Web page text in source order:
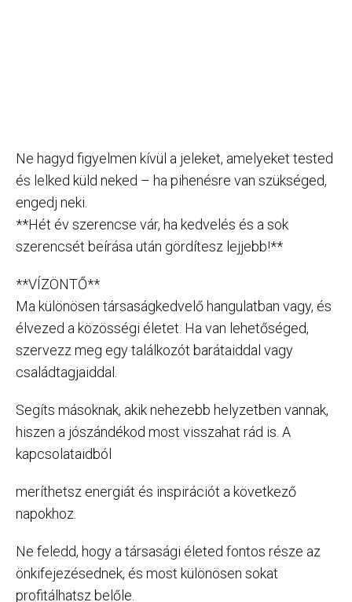
Ne hagyd figyelmen kívül a jeleket, amelyeket tested
és lelked küld neked – ha pihenésre van szükséged,
engedj neki.
**Hét év szerencse vár, ha kedvelés és a sok
szerencsét beírása után gördítesz lejjebb!**
**VÍZÖNTŐ**
Ma különösen társaságkedvelő hangulatban vagy, és
élvezed a közösségi életet. Ha van lehetőséged,
szervezz meg egy találkozót barátaiddal vagy
családtagjaiddal.
Segíts másoknak, akik nehezebb helyzetben vannak,
hiszen a jószándékod most visszahat rád is. A
kapcsolataidból
meríthetsz energiát és inspirációt a következő
napokhoz.
Ne feledd, hogy a társasági életed fontos része az
önkifejezésednek, és most különösen sokat
profitálhatsz belőle.